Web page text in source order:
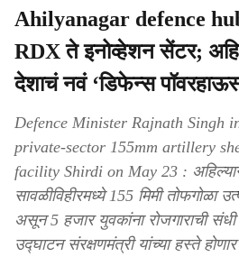
Ahilyanagar defence
RDX ते इनोव्हेशन सेंटर;
देशाचं नवं ‘डिफेन्स
Defence Minister Rajnath Singh
private-sector 155mm artillery
facility Shirdi on May 23 :
सावळीविहीरमध्ये 155 मिमी तोफगोळा
असून 5 हजार युवकांना रोजगाराची संधी
उद्घाटन संरक्षणमंत्री यांच्या हस्ते